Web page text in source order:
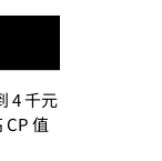
4 千元
CP 值